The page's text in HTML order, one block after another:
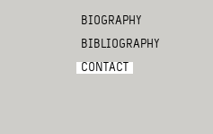
BIOGRAPHY
BIBLIOGRAPHY
CONTACT